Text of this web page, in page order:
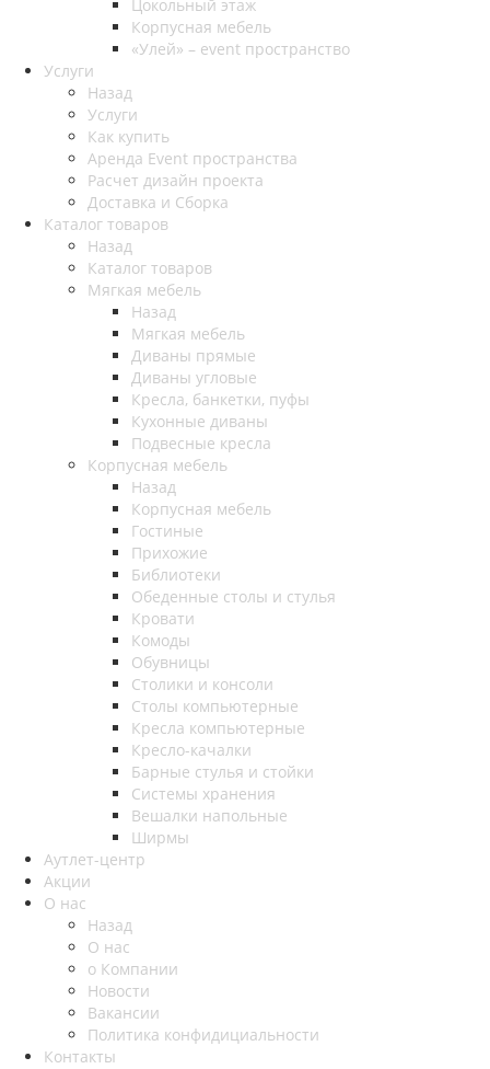
Цокольный этаж
Корпусная мебель
«Улей» – event пространство
Услуги
Назад
Услуги
Как купить
Аренда Event пространства
Расчет дизайн проекта
Доставка и Сборка
Каталог товаров
Назад
Каталог товаров
Мягкая мебель
Назад
Мягкая мебель
Диваны прямые
Диваны угловые
Кресла, банкетки, пуфы
Кухонные диваны
Подвесные кресла
Корпусная мебель
Назад
Корпусная мебель
Гостиные
Прихожие
Библиотеки
Обеденные столы и стулья
Кровати
Комоды
Обувницы
Столики и консоли
Столы компьютерные
Кресла компьютерные
Кресло-качалки
Барные стулья и стойки
Системы хранения
Вешалки напольные
Ширмы
Аутлет-центр
Акции
О нас
Назад
О нас
о Компании
Новости
Вакансии
Политика конфидициальности
Контакты